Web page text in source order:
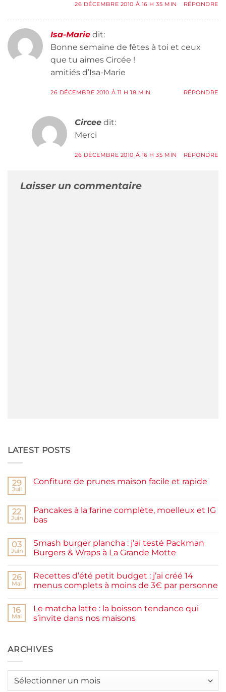
26 DÉCEMBRE 2010 À 16 H 35 MIN RÉPONDRE
Isa-Marie dit:
Bonne semaine de fêtes à toi et ceux
que tu aimes Circée !
amitiés d’Isa-Marie
26 DÉCEMBRE 2010 À 11 H 18 MIN RÉPONDRE
Circee dit:
Merci
26 DÉCEMBRE 2010 À 16 H 35 MIN RÉPONDRE
Laisser un commentaire
LATEST POSTS
29
Juil
Confiture de prunes maison facile et rapide
Confiture
de
prunes
et
rapide
22
Juin
Pancakes à la farine complète, moelleux et IG
bas
sur
Pancakes
à
complète,
moelleux
et
03
Juin
Smash burger plancha : j’ai testé Packman
Burgers & Wraps à La Grande Motte
sur
Smash
burger
testé
Packman
Burgers &
Grande
Motte
26
Mai
Recettes d’été petit budget : j’ai créé 14
menus complets à moins de 3€ par personne
sur
Recettes
d’été
j’ai
créé
à
16
Mai
Le matcha latte : la boisson tendance qui
s’invite dans nos maisons
Le
matcha
boisson
ARCHIVES
Archives